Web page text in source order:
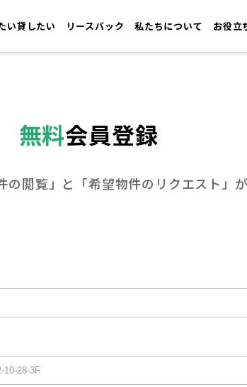
い貸したい リースバック 私たちについて お役立
無料会員登録
の閲覧」と 「希望物件のリクエスト」